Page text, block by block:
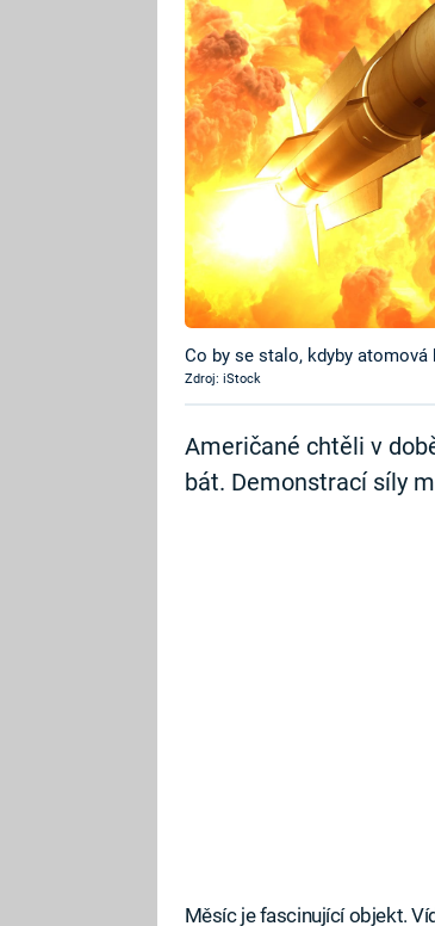
Co by se stalo, kdyby
Zdroj: iStock
Američané chtěli v
bát. Demonstrací síly
Měsíc je fascinující objekt.